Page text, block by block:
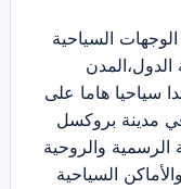
السياحية
سياحيا هاما على
مدينة بروكسل
والروحية
السياحية